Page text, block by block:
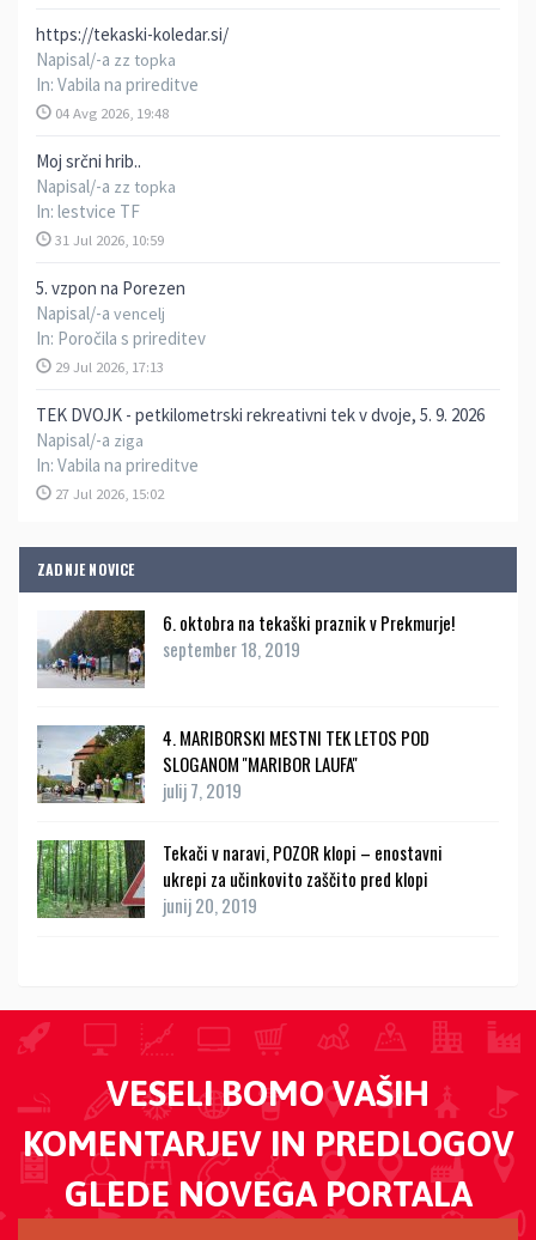
https://tekaski-koledar.si/
Napisal/-a zz topka
In: Vabila na prireditve
04 Avg 2026, 19:48
Moj srčni hrib..
Napisal/-a zz topka
In: lestvice TF
31 Jul 2026, 10:59
5. vzpon na Porezen
Napisal/-a vencelj
In: Poročila s prireditev
29 Jul 2026, 17:13
TEK DVOJK - petkilometrski rekreativni tek v dvoje, 5. 9. 2026
Napisal/-a ziga
In: Vabila na prireditve
27 Jul 2026, 15:02
ZADNJE NOVICE
6. oktobra na tekaški praznik v Prekmurje!
september 18, 2019
4. MARIBORSKI MESTNI TEK LETOS POD
SLOGANOM ''MARIBOR LAUFA''
julij 7, 2019
Tekači v naravi, POZOR klopi – enostavni
ukrepi za učinkovito zaščito pred klopi
junij 20, 2019
VESELI BOMO VAŠIH
KOMENTARJEV IN PREDLOGOV
GLEDE NOVEGA PORTALA